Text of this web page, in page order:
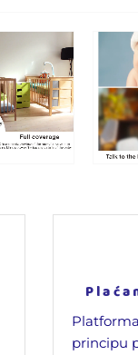
principu